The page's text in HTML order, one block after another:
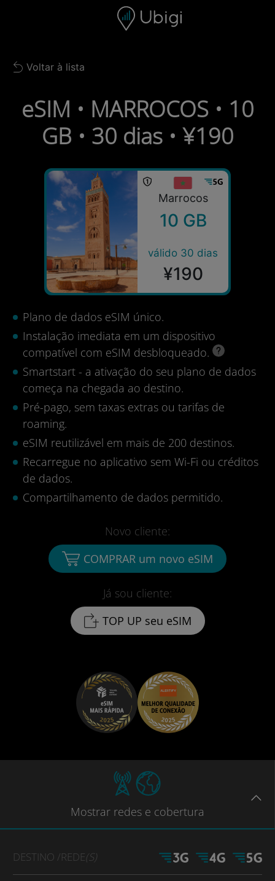
Barra de navegação
Back to list
Voltar à lista
eSIM • MARROCOS • 10
GB • 30 dias • ¥190
Marrocos
10 GB
válido 30 dias
¥190
Plano de dados eSIM único.
Instalação imediata em um dispositivo
compatível com eSIM desbloqueado.
Smartstart - a ativação do seu plano de dados
começa na chegada ao destino.
Pré-pago, sem taxas extras ou tarifas de
roaming.
eSIM reutilizável em mais de 200 destinos.
Recarregue no aplicativo sem Wi-Fi ou créditos
de dados.
Compartilhamento de dados permitido.
Já sou cliente:
TOP UP seu eSIM
Novo cliente:
COMPRAR um novo eSIM
Mostrar redes e cobertura
DESTINO /REDE(S)